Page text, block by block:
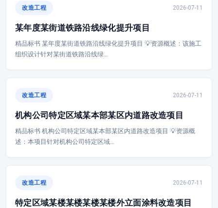
改造工程 2026-07-11
某年度某街道铁路沿线绿化提升项目
精品标书 某年度某街道铁路沿线绿化提升项目 💡资源概述：该施工
组织设计针对某街道铁路沿线绿…
改造工程 2026-07-11
机构公司特定区域某本部某区内道路改造项目
精品标书 机构公司特定区域某本部某区内道路改造项目 💡资源概
述：本项目针对机构公司特定区域…
改造工程 2026-07-11
特定区域某楼某楼某楼某楼外立面涂料改造项目